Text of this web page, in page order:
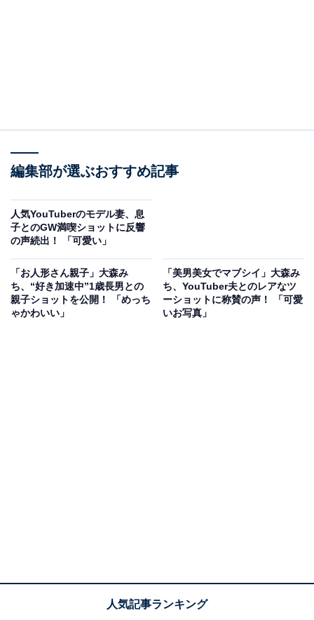
編集部が選ぶおすすめ記事
人気YouTuberのモデル妻、息
子とのGW満喫ショットに反響
の声続出！ 「可愛い」
「お人形さん親子」大森み
ち、“好き加速中”1歳長男との
親子ショットを公開！ 「めっち
ゃかわいい」
「美男美女でマブシイ」大森み
ち、YouTuber夫とのレアなツ
ーショットに称賛の声！ 「可愛
いお写真」